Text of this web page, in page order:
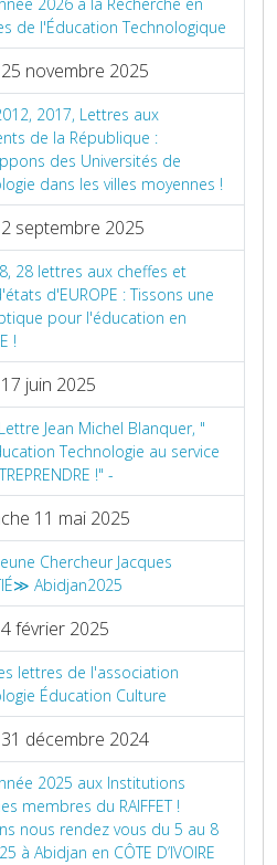
2026 à la Recherche en
de l'Éducation Technologique
novembre 2025
2017, Lettres aux
de la République :
des Universités de
dans les villes moyennes !
septembre 2025
28 lettres aux cheffes et
d'EUROPE : Tissons une
pour l'éducation en
!
juin 2025
Jean Michel Blanquer, "
Technologie au service
!" -
11 mai 2025
Chercheur Jacques
Abidjan2025
février 2025
lettres de l'association
Éducation Culture
décembre 2024
2025 aux Institutions
membres du RAIFFET !
nous rendez vous du 5 au 8
à Abidjan en CÔTE D’IVOIRE